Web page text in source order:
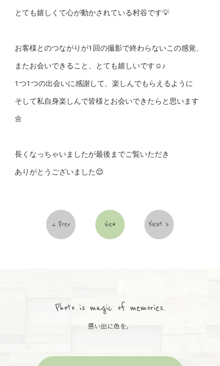
とても嬉しくて心が動かされている村谷です💡
お客様とのつながりが1回の撮影で終わらないこの感覚、
またお会いできること、とても嬉しいです☺♪
1つ1つの出会いに感謝して、楽しんでもらえるように
そして私自身楽しんで皆様とお会いできたらと思います
🌼
長くなっちゃいましたが最後までご覧いただき
ありがとうございました😌
Prev View Next
Photo is magic of memories.
思い出に色を。